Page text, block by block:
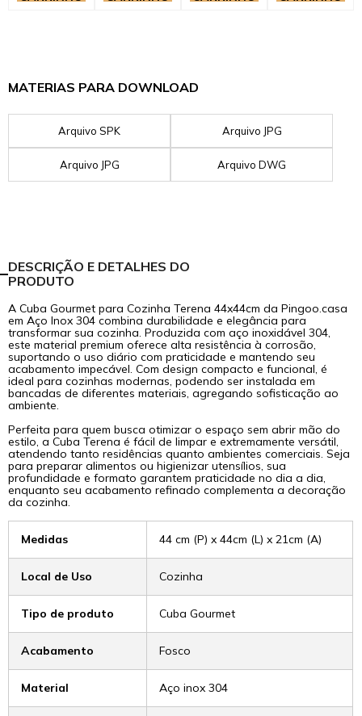
MATERIAS PARA DOWNLOAD
Arquivo SPK Arquivo JPG
Arquivo JPG Arquivo DWG
DESCRIÇÃO E DETALHES DO
PRODUTO
A Cuba Gourmet para Cozinha Terena 44x44cm da Pingoo.casa
em Aço Inox 304 combina durabilidade e elegância para
transformar sua cozinha. Produzida com aço inoxidável 304,
este material premium oferece alta resistência à corrosão,
suportando o uso diário com praticidade e mantendo seu
acabamento impecável. Com design compacto e funcional, é
ideal para cozinhas modernas, podendo ser instalada em
bancadas de diferentes materiais, agregando sofisticação ao
ambiente.
Perfeita para quem busca otimizar o espaço sem abrir mão do
estilo, a Cuba Terena é fácil de limpar e extremamente versátil,
atendendo tanto residências quanto ambientes comerciais. Seja
para preparar alimentos ou higienizar utensílios, sua
profundidade e formato garantem praticidade no dia a dia,
enquanto seu acabamento refinado complementa a decoração
da cozinha.
Medidas 44 cm (P) x 44cm (L) x 21cm (A)
Local de Uso Cozinha
Tipo de produto Cuba Gourmet
Acabamento Fosco
Material Aço inox 304